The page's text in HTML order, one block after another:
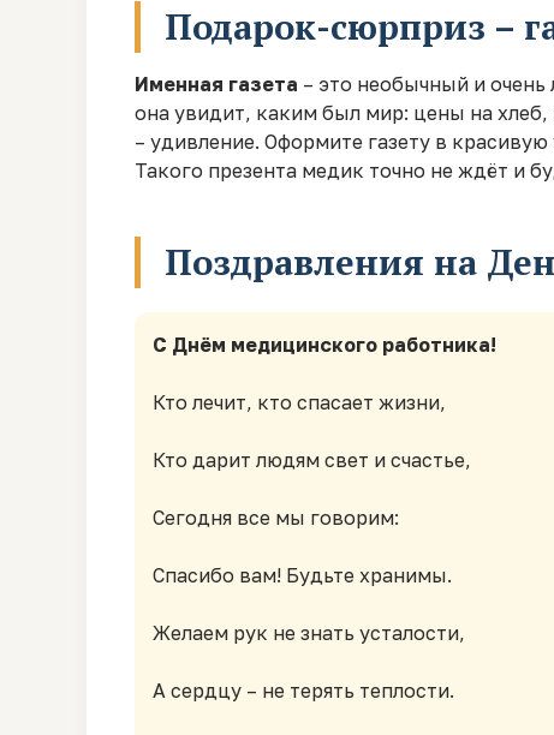
Подарок-сюрприз –
Именная газета – это необычный и
она увидит, каким был мир: цены на
– удивление. Оформите газету в
Такого презента медик точно не ждёт и
Поздравления на
С Днём медицинского работника!
Кто лечит, кто спасает жизни,
Кто дарит людям свет и счастье,
Сегодня все мы говорим:
Спасибо вам! Будьте хранимы.
Желаем рук не знать усталости,
А сердцу – не терять теплости.